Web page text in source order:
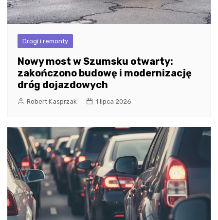
Drogi i remonty
Nowy most w Szumsku otwarty:
zakończono budowę i modernizację
dróg dojazdowych
Robert Kasprzak 1 lipca 2026